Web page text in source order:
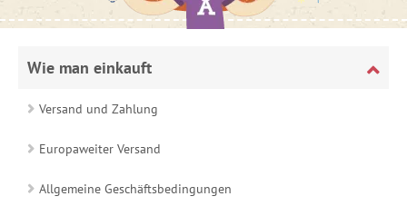
Wie man einkauft
Versand und Zahlung
Europaweiter Versand
Allgemeine Geschäftsbedingungen